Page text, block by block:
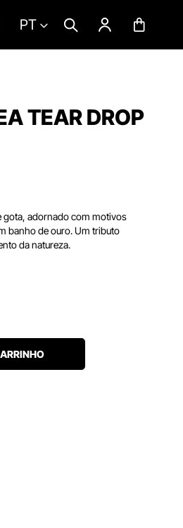
PT
TEAR DROP
gota, adornado com motivos
banho de ouro. Um tributo
da natureza.